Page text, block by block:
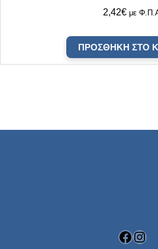
2,42€ με
ΠΡΟΣΘΉΚΗ ΣΤΟ